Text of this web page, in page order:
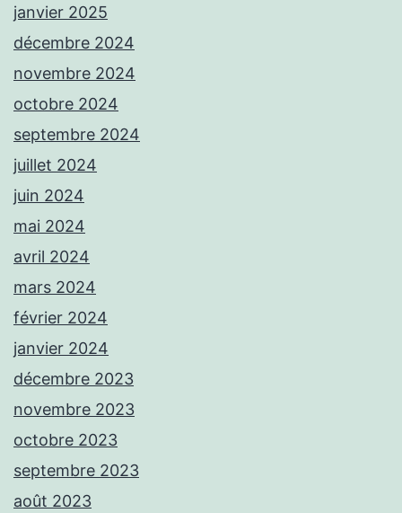
janvier 2025
décembre 2024
novembre 2024
octobre 2024
septembre 2024
juillet 2024
juin 2024
mai 2024
avril 2024
mars 2024
février 2024
janvier 2024
décembre 2023
novembre 2023
octobre 2023
septembre 2023
août 2023